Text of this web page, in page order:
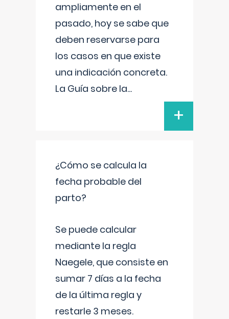
ampliamente en el
pasado, hoy se sabe que
deben reservarse para
los casos en que existe
una indicación concreta.
La Guía sobre la...
+
¿Cómo se calcula la
fecha probable del
parto?
Se puede calcular
mediante la regla
Naegele, que consiste en
sumar 7 días a la fecha
de la última regla y
restarle 3 meses.